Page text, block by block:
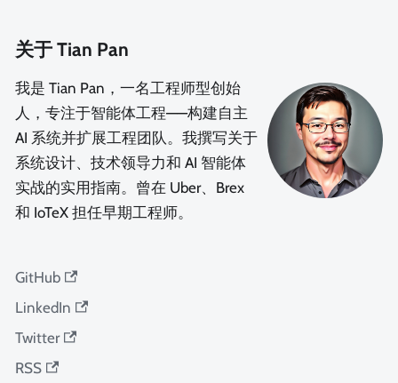
关于 Tian Pan
我是 Tian Pan，一名工程师型创始
人，专注于智能体工程——构建自主
AI 系统并扩展工程团队。我撰写关于
系统设计、技术领导力和 AI 智能体
实战的实用指南。曾在 Uber、Brex
和 IoTeX 担任早期工程师。
GitHub
LinkedIn
Twitter
RSS